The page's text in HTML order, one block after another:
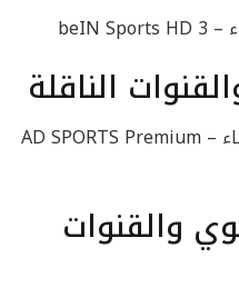
الناقلة
يوفنتوس X أودينيزي – 9.45 مساء – AD SPORTS Premium
والقنوات